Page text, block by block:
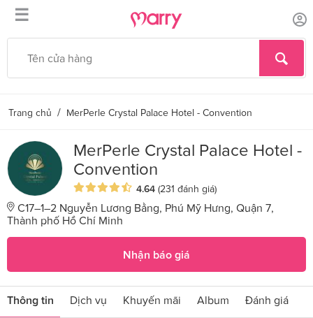
☰
Trang chủ / MerPerle Crystal Palace Hotel - Convention
MerPerle Crystal Palace Hotel -
Convention
4.64 (231 đánh giá)
C17–1–2 Nguyễn Lương Bằng, Phú Mỹ Hưng, Quận 7,
Thành phố Hồ Chí Minh
Nhận báo giá
Thông tin Dịch vụ Khuyến mãi Album Đánh giá